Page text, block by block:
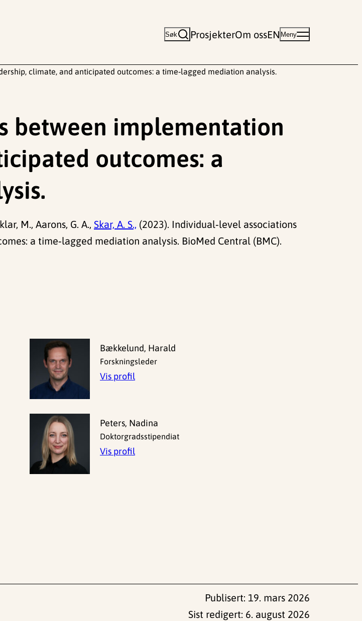
Søk ProsjekterOm ossEN Meny
climate, and anticipated outcomes: a time‑lagged mediation analysis.
between implementation
outcomes: a
M., Aarons, G. A., Skar, A. S., (2023). Individual‑level associations
a time‑lagged mediation analysis. BioMed Central (BMC).
Bækkelund, Harald
Forskningsleder
Vis profil
Peters, Nadina
Doktorgradsstipendiat
Vis profil
Publisert: 19. mars 2026
Sist redigert: 6. august 2026